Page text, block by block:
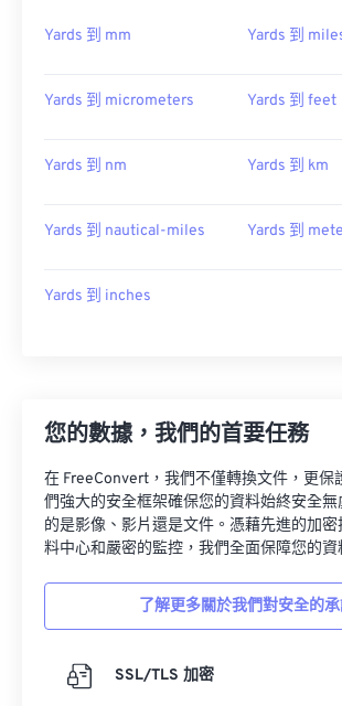
Yards 到 mm Yards 到
Yards 到 micrometers Yards 到 feet
Yards 到 nm Yards 到 km
Yards 到 nautical-miles Yards 到
Yards 到 inches
您的數據，我們的首要任務
在 FreeConvert，我們不僅轉換文件，更保
們強大的安全框架確保您的資料始終安全
的是影像、影片還是文件。憑藉先進的加
料中心和嚴密的監控，我們全面保障您的資
了解更多關於我們對安全的
SSL/TLS 加密